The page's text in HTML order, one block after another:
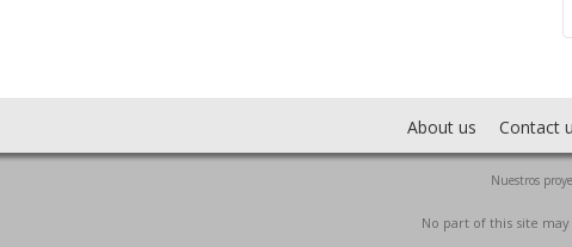
About us Contact
Nuestros
No part of this site